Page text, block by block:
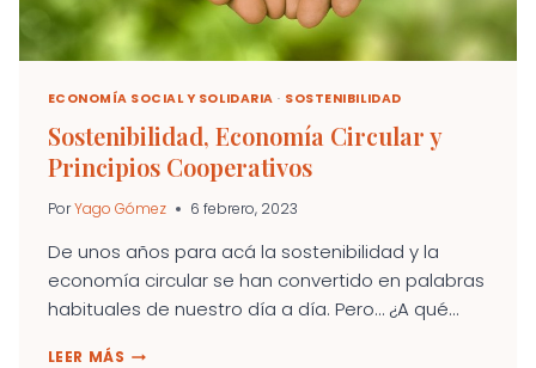
ECONOMÍA SOCIAL Y SOLIDARIA · SOSTENIBILIDAD
Sostenibilidad, Economía Circular y
Principios Cooperativos
Por Yago Gómez 6 febrero, 2023
De unos años para acá la sostenibilidad y la
economía circular se han convertido en palabras
habituales de nuestro día a día. Pero… ¿A qué...
LEER MÁS SOSTENIBILIDAD,